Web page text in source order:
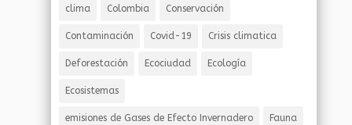
clima Colombia Conservación
Contaminación Covid-19 Crisis climatica
Deforestación Ecociudad Ecología
Ecosistemas
emisiones de Gases de Efecto Invernadero Fauna